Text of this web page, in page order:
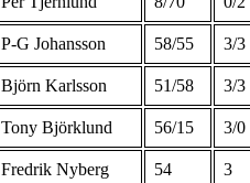
P-G Johansson 58/55 3/3
Björn Karlsson 51/58 3/3
Tony Björklund 56/15 3/0
Fredrik Nyberg 54 3